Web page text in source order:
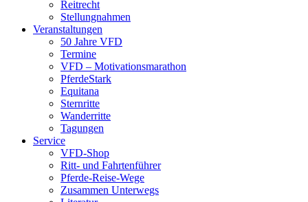
Reitrecht
Stellungnahmen
Veranstaltungen
50 Jahre VFD
Termine
VFD – Motivationsmarathon
PferdeStark
Equitana
Sternritte
Wanderritte
Tagungen
Service
VFD-Shop
Ritt- und Fahrtenführer
Pferde-Reise-Wege
Zusammen Unterwegs